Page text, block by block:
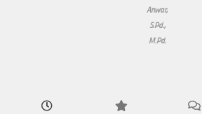
Anwar,
S.Pd.,
M.Pd.